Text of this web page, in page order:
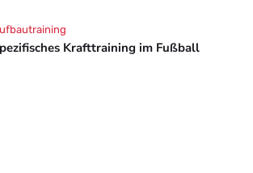
Krafttraining im Fußball